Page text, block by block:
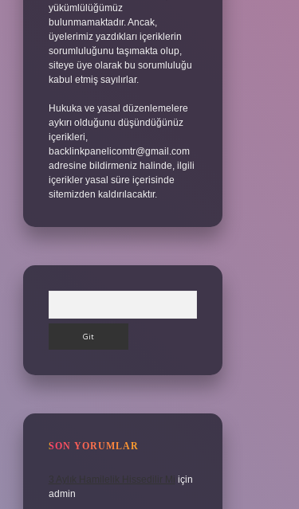
yükümlülüğümüz
bulunmamaktadır. Ancak,
üyelerimiz yazdıkları içeriklerin
sorumluluğunu taşımakta olup,
siteye üye olarak bu sorumluluğu
kabul etmiş sayılırlar.
Hukuka ve yasal düzenlemelere
aykırı olduğunu düşündüğünüz
içerikleri,
backlinkpanelicomtr@gmail.com
adresine bildirmeniz halinde, ilgili
içerikler yasal süre içerisinde
sitemizden kaldırılacaktır.
SON YORUMLAR
3 Aylık Hamilelik Hissedilir Mi
için
admin